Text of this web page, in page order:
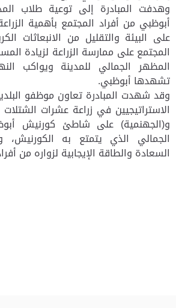
وهدفت المبادرة إلى توعية طلاب
أبوظبي من أفراد المجتمع بأهمية
على البيئة والتقليل من الانبعاثات
المجتمع على ممارسة الزراعة لزيادة
المظهر الجمالي للمدينة ويواكب
تشهدها أبوظبي.
وقد شهدت المبادرة تعاون موظفو
الاستراتيجيين في زراعة عشرات الشتلات
و(الجهنمية) على شاطئ كورنيش
الجمالي الذي يتمتع به الكورنيش،
السعادة والطاقة الإيجابية لزواره من